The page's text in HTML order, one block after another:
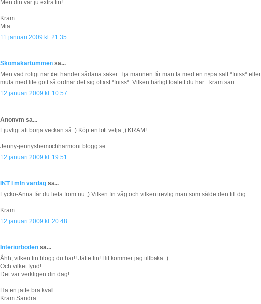
Men din var ju extra fin!
Kram
Mia
11 januari 2009 kl. 21:35
Skomakartummen sa...
Men vad roligt när det händer sådana saker. Tja mannen får man ta med en nypa salt *fniss* eller
muta med lite gott så ordnar det sig oftast *fniss*. Vilken härligt toalett du har... kram sari
12 januari 2009 kl. 10:57
Anonym sa...
Ljuvligt att börja veckan så :) Köp en lott vetja ;) KRAM!
Jenny-jennyshemochharmoni.blogg.se
12 januari 2009 kl. 19:51
IKT i min vardag sa...
Lycko-Anna får du heta from nu ;) Vilken fin våg och vilken trevlig man som sålde den till dig.
Kram
12 januari 2009 kl. 20:48
Interiörboden sa...
Åhh, vilken fin blogg du har!! Jätte fin! Hit kommer jag tillbaka :)
Och vilket fynd!
Det var verkligen din dag!
Ha en jätte bra kväll.
Kram Sandra